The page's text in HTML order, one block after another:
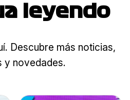
leyendo
Descubre más noticias,
y novedades.